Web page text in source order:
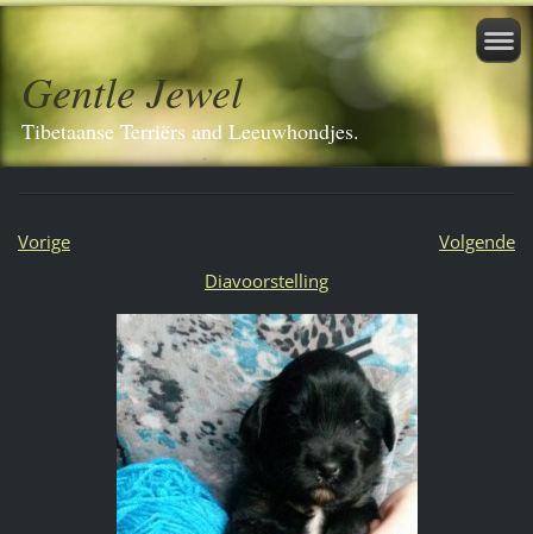
Gentle Jewel
Tibetaanse Terriërs and Leeuwhondjes.
Vorige
Volgende
Diavoorstelling